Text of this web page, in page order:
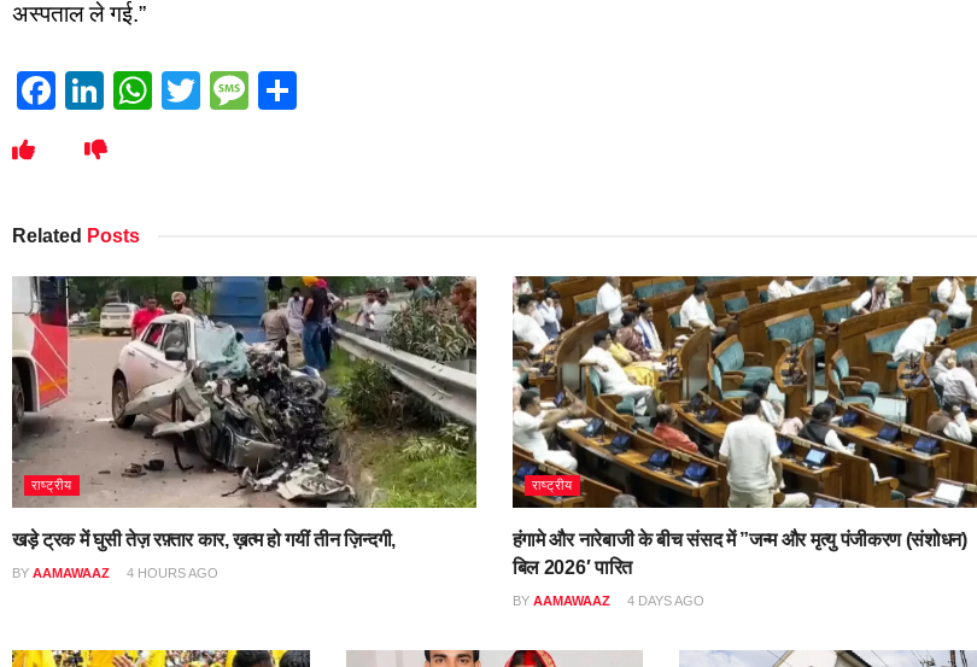
अस्पताल ले गई.”
Facebook
LinkedIn
WhatsApp
TwitterMessage
Related Posts
राष्ट्रीय
खड़े ट्रक में घुसी तेज़ रफ़्तार कार, ख़त्म हो गयीं तीन ज़िन्दगी,
BY AAMAWAAZ 4 HOURS AGO
राष्ट्रीय
हंगामे और नारेबाजी के बीच संसद में ”जन्म और मृत्यु पंजीकरण (संशोधन)
बिल 2026′ पारित
BY AAMAWAAZ 4 DAYS AGO